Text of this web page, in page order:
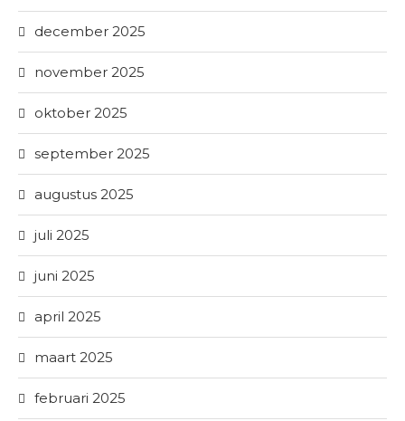
december 2025
november 2025
oktober 2025
september 2025
augustus 2025
juli 2025
juni 2025
april 2025
maart 2025
februari 2025